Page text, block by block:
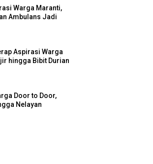
Warga Maranti,
Ambulans Jadi
Aspirasi Warga
hingga Bibit Durian
Door to Door,
Nelayan